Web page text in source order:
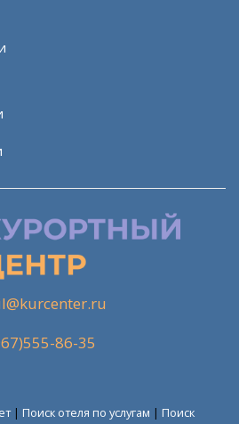
86-35
| Поиск отеля по услугам | Поиск